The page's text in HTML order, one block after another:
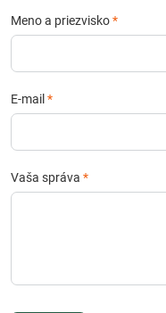
Meno a priezvisko*
E-mail *
Vaša správa *